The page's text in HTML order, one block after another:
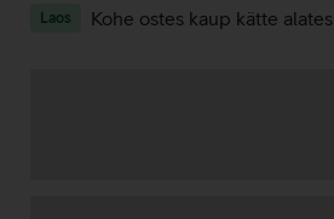
Laos Kohe ostes kaup kätte alates